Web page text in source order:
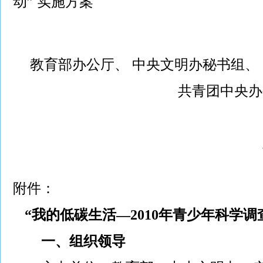
教育部办公厅、 中央文明办秘书组
共青团中央
附件：
“我的低碳生活—2010年青少年科学调
一、组织领导